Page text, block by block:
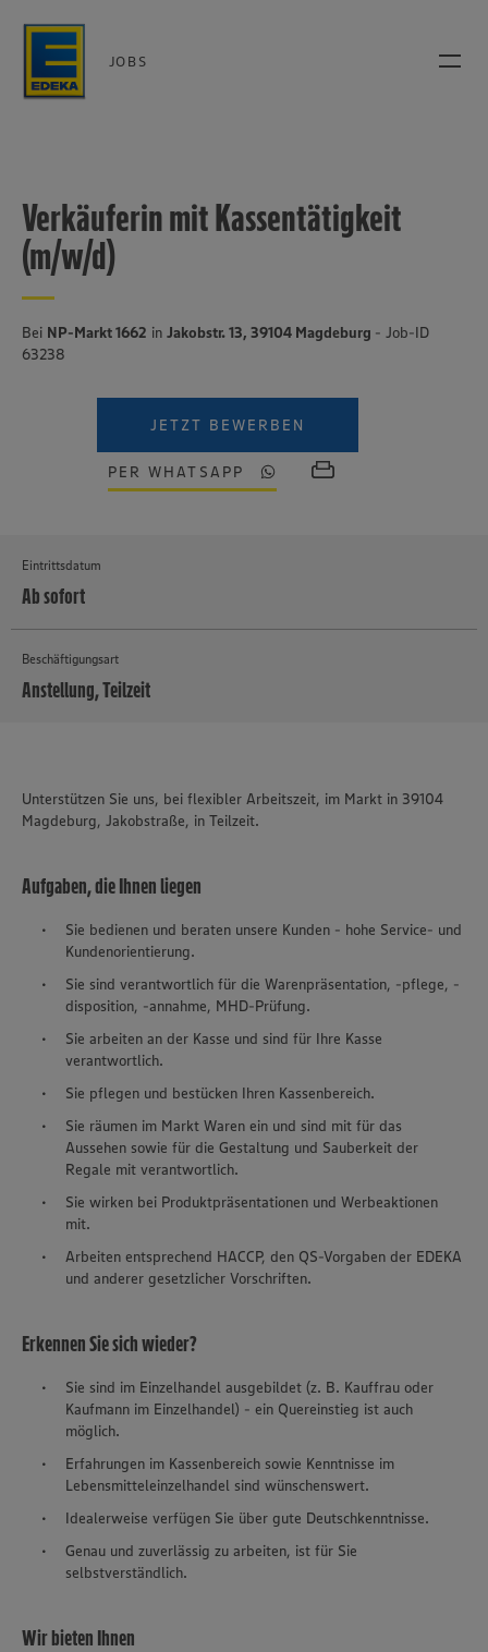
JOBS
Verkäuferin mit Kassentätigkeit
(m/w/d)
Bei NP-Markt 1662 in Jakobstr. 13, 39104 Magdeburg - Job-ID
63238
JETZT BEWERBEN
PER WHATSAPP
Eintrittsdatum
Ab sofort
Beschäftigungsart
Anstellung, Teilzeit
Unterstützen Sie uns, bei flexibler Arbeitszeit, im Markt in 39104
Magdeburg, Jakobstraße, in Teilzeit.
Aufgaben, die Ihnen liegen
Sie bedienen und beraten unsere Kunden - hohe Service- und
Kundenorientierung.
Sie sind verantwortlich für die Warenpräsentation, -pflege, -
disposition, -annahme, MHD-Prüfung.
Sie arbeiten an der Kasse und sind für Ihre Kasse
verantwortlich.
Sie pflegen und bestücken Ihren Kassenbereich.
Sie räumen im Markt Waren ein und sind mit für das
Aussehen sowie für die Gestaltung und Sauberkeit der
Regale mit verantwortlich.
Sie wirken bei Produktpräsentationen und Werbeaktionen
mit.
Arbeiten entsprechend HACCP, den QS-Vorgaben der EDEKA
und anderer gesetzlicher Vorschriften.
Erkennen Sie sich wieder?
Sie sind im Einzelhandel ausgebildet (z. B. Kauffrau oder
Kaufmann im Einzelhandel) - ein Quereinstieg ist auch
möglich.
Erfahrungen im Kassenbereich sowie Kenntnisse im
Lebensmitteleinzelhandel sind wünschenswert.
Idealerweise verfügen Sie über gute Deutschkenntnisse.
Genau und zuverlässig zu arbeiten, ist für Sie
selbstverständlich.
Wir bieten Ihnen